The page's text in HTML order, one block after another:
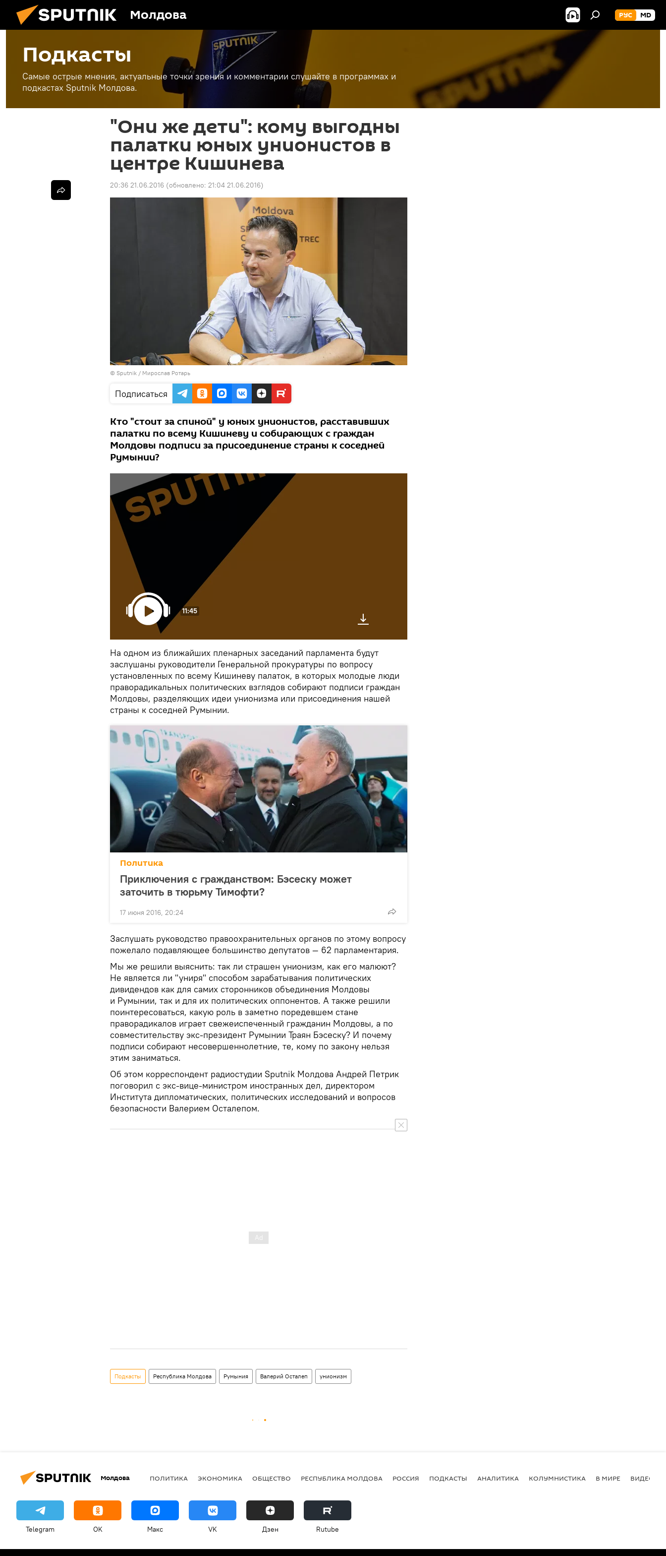
Молдова РУС MD
Подкасты
Самые острые мнения, актуальные точки зрения и комментарии слушайте в программах и
подкастах Sputnik Молдова.
"Они же дети": кому выгодны
палатки юных унионистов в
центре Кишинева
20:36 21.06.2016 (обновлено: 21:04 21.06.2016)
© Sputnik / Мирослав Ротарь
Подписаться
Кто "стоит за спиной" у юных унионистов, расставивших
палатки по всему Кишиневу и собирающих с граждан
Молдовы подписи за присоединение страны к соседней
Румынии?
11:45
На одном из ближайших пленарных заседаний парламента будут
заслушаны руководители Генеральной прокуратуры по вопросу
установленных по всему Кишиневу палаток, в которых молодые люди
праворадикальных политических взглядов собирают подписи граждан
Молдовы, разделяющих идеи унионизма или присоединения нашей
страны к соседней Румынии.
Политика
Приключения с гражданством: Бэсеску может
заточить в тюрьму Тимофти?
17 июня 2016, 20:24
Заслушать руководство правоохранительных органов по этому вопросу
пожелало подавляющее большинство депутатов — 62 парламентария.
Мы же решили выяснить: так ли страшен унионизм, как его малюют?
Не является ли "униря" способом зарабатывания политических
дивидендов как для самих сторонников объединения Молдовы
и Румынии, так и для их политических оппонентов. А также решили
поинтересоваться, какую роль в заметно поредевшем стане
праворадикалов играет свежеиспеченный гражданин Молдовы, а по
совместительству экс-президент Румынии Траян Бэсеску? И почему
подписи собирают несовершеннолетние, те, кому по закону нельзя
этим заниматься.
Об этом корреспондент радиостудии Sputnik Молдова Андрей Петрик
поговорил с экс-вице-министром иностранных дел, директором
Института дипломатических, политических исследований и вопросов
безопасности Валерием Осталепом.
Подкасты Республика Молдова Румыния Валерий Осталеп унионизм
Молдова ПОЛИТИКА ЭКОНОМИКА ОБЩЕСТВО РЕСПУБЛИКА МОЛДОВА РОССИЯ ПОДКАСТЫ АНАЛИТИКА КОЛУМНИСТИКА В МИРЕ ВИДЕО
Telegram OK Макс VK Дзен Rutube